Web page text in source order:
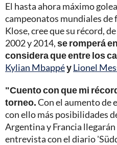
El hasta ahora máximo
campeonatos mundiales
Klose, cree que su récord,
2002 y 2014,se romperá
considera que entre los
Kylian MbappéyLionel
"Cuento con que mi
torneo.Con el aumento de
con ello más posibilidades
Argentina y Francia
entrevista con el diario